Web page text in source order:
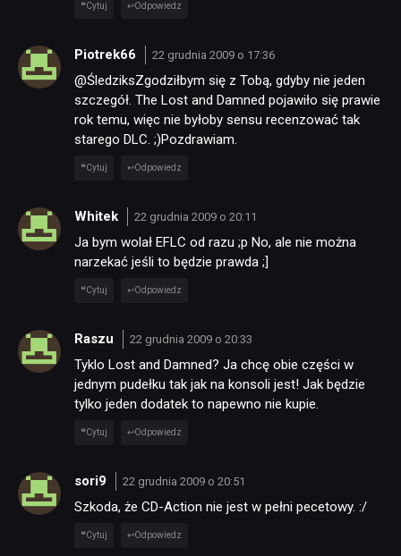
Cytuj Odpowiedz
Piotrek66 22 grudnia 2009 o 17:36
@ŚledziksZgodziłbym się z Tobą, gdyby nie jeden
szczegół. The Lost and Damned pojawiło się prawie
rok temu, więc nie byłoby sensu recenzować tak
starego DLC. ;)Pozdrawiam.
Cytuj Odpowiedz
Whitek 22 grudnia 2009 o 20:11
Ja bym wolał EFLC od razu ;p No, ale nie można
narzekać jeśli to będzie prawda ;]
Cytuj Odpowiedz
Raszu 22 grudnia 2009 o 20:33
Tyklo Lost and Damned? Ja chcę obie części w
jednym pudełku tak jak na konsoli jest! Jak będzie
tylko jeden dodatek to napewno nie kupie.
Cytuj Odpowiedz
sori9 22 grudnia 2009 o 20:51
Szkoda, że CD-Action nie jest w pełni pecetowy. :/
Cytuj Odpowiedz